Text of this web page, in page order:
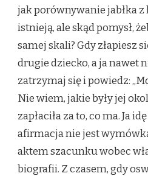
jak porównywanie jabłka z
istnieją, ale skąd pomysł,
samej skali? Gdy złapiesz
drugie dziecko, a ja nawet
zatrzymaj się i powiedz:
Nie wiem, jakie były jej
zapłaciła za to, co ma. Ja
afirmacja nie jest
aktem szacunku wobec
biografii. Z czasem, gdy